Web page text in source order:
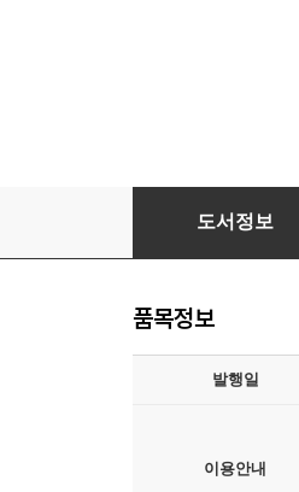
빅 너드 랜치의 코
도서정보
품목정보
발행일
이용안내